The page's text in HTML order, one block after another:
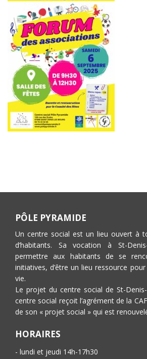
PÔLE PYRAMIDE
Un centre social est un lieu ouvert à
d’habitants. Sa vocation à St-
permettre aux habitants de se
initiatives, d’être un lieu ressource
vie.
Le projet du centre social de St-
centre social reçoit l’agrément de la
de son « projet social » qui est
HORAIRES
- lundi et jeudi 14h-17h30